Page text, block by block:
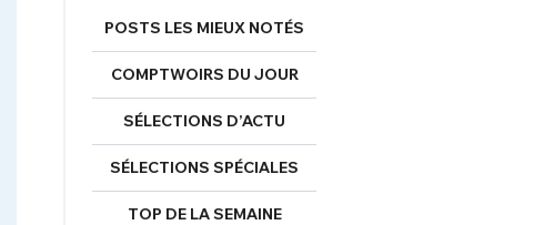
POSTS LES MIEUX NOTÉS
COMPTWOIRS DU JOUR
SÉLECTIONS D’ACTU
SÉLECTIONS SPÉCIALES
TOP DE LA SEMAINE
Mot de passe perdu ?
CONNEXION
Un Thread
C'EST PARTI